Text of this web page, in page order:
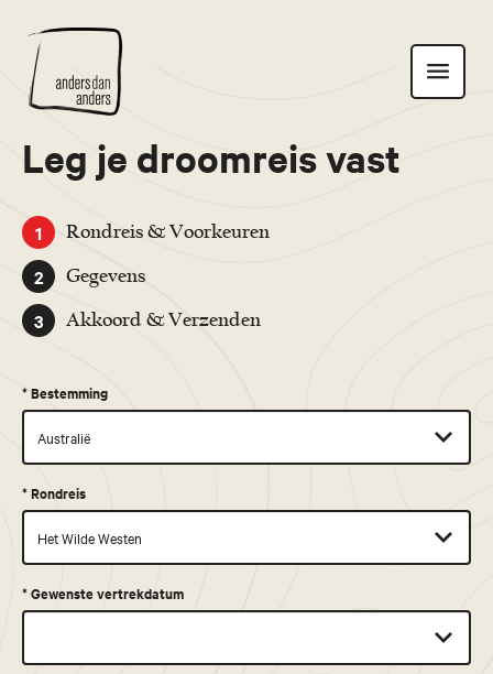
Anders
dan
Anders
Toon
navigatie
Leg je droomreis vast
1 Rondreis & Voorkeuren
2 Gegevens
3 Akkoord & Verzenden
*Bestemming
*Rondreis
*Gewenste vertrekdatum